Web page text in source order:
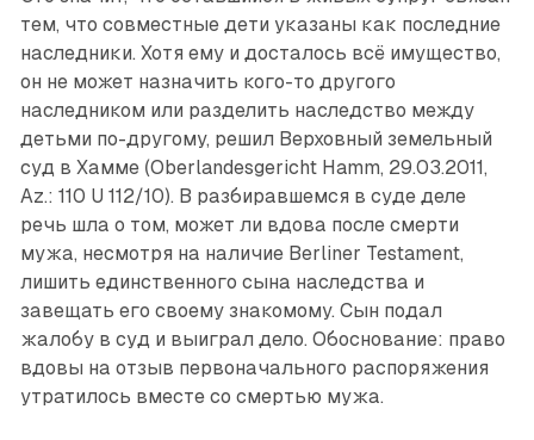
тем, что совместные дети указаны как последние
наследники. Хотя ему и досталось всё имущество,
он не может назначить кого-то другого
наследником или разделить наследство между
детьми по-другому, решил Верховный земельный
суд в Хамме (Oberlandesgericht Hamm, 29.03.2011,
Az.: 110 U 112/10). В разбиравшемся в суде деле
речь шла о том, может ли вдова после смерти
мужа, несмотря на наличие Berliner Testament,
лишить единственного сына наследства и
завещать его своему знакомому. Сын подал
жалобу в суд и выиграл дело. Обоснование: право
вдовы на отзыв первоначального распоряжения
утратилось вместе со смертью мужа.